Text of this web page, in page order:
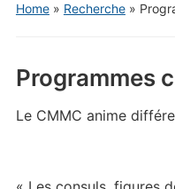
Home» Recherche»
Programmes
Le CMMC anime